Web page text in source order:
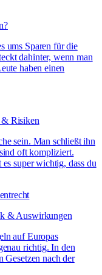
ums Sparen für die
dahinter, wenn man
haben einen
& Risiken
sein. Man schließt ihn
oft kompliziert.
super wichtig, dass du
& Auswirkungen
auf Europas
richtig. In den
Gesetzen nach der